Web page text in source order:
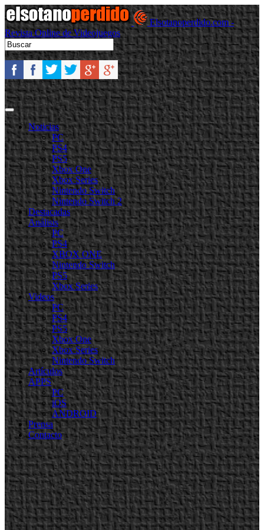
Elsotanoperdido.com -
Revista Online de Videojuegos
Noticias
PC
PS4
PS5
Xbox One
Xbox Series
Nintendo Switch
Nintendo Switch 2
Destacadas
Análisis
PC
PS4
XBOX ONE
Nintendo Switch
PS5
Xbox Series
Videos
PC
PS4
PS5
Xbox One
Xbox Series
Nintendo Switch
Artículos
APPS
PC
iOS
ANDROID
Prensa
Contacto